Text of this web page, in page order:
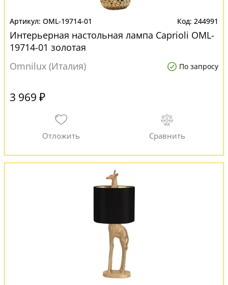
OML-19714-01 244991
Интерьерная настольная лампа Caprioli OML-
19714-01 золотая
Omnilux (Италия)
По запросу
3 969 ₽